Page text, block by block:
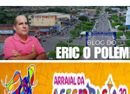
Pular para o